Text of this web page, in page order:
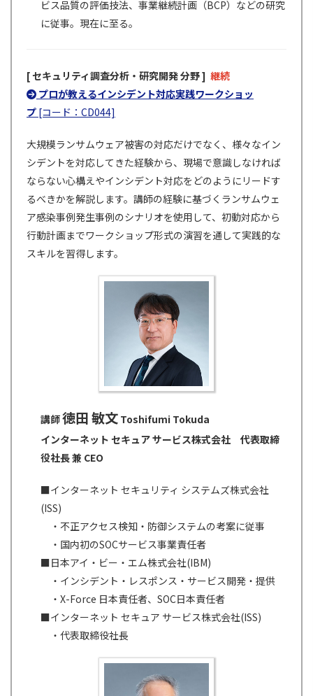
ビス品質の評価技法、事業継続計画（BCP）などの研究
に従事。現在に至る。
[ セキュリティ調査分析・研究開発 分野 ] 継続
プロが教えるインシデント対応実践ワークショッ
プ [コード：CD044]
大規模ランサムウェア被害の対応だけでなく、様々なイン
シデントを対応してきた経験から、現場で意識しなければ
ならない心構えやインシデント対応をどのようにリードす
るべきかを解説します。講師の経験に基づくランサムウェ
ア感染事例発生事例のシナリオを使用して、初動対応から
行動計画までワークショップ形式の演習を通して実践的な
スキルを習得します。
講師徳田 敏文 Toshifumi Tokuda
インターネット セキュア サービス株式会社 代表取締
役社長 兼 CEO
■インターネット セキュリティ システムズ株式会社
(ISS)
・不正アクセス検知・防御システムの考案に従事
・国内初のSOCサービス事業責任者
■日本アイ・ビー・エム株式会社(IBM)
・インシデント・レスポンス・サービス開発・提供
・X-Force 日本責任者、SOC日本責任者
■インターネット セキュア サービス株式会社(ISS)
・代表取締役社長